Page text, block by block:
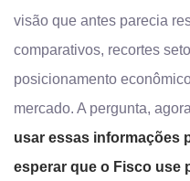
visão que antes parecia
comparativos, recortes
posicionamento
mercado. A pergunta,
usar essas informações
esperar que o Fisco use